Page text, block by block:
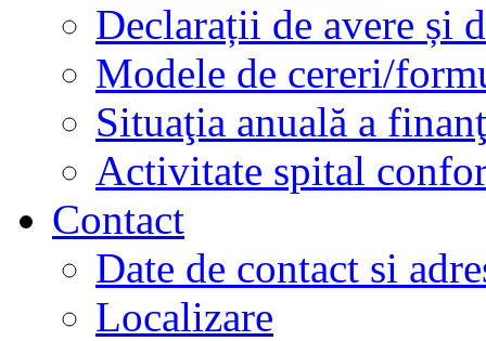
Declarații de avere și
Modele de cereri/
Situaţia anuală a
Activitate spital
Contact
Date de contact si
Localizare